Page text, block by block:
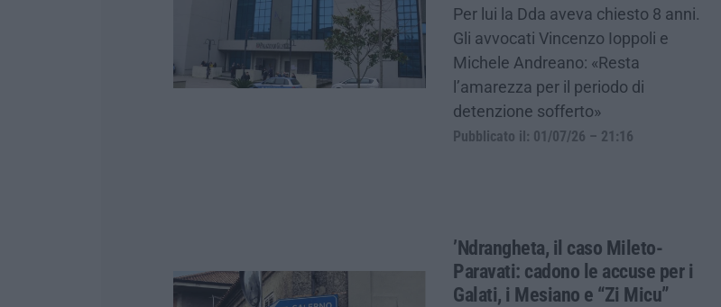
Per lui la Dda aveva chiesto 8 anni.
Gli avvocati Vincenzo Ioppoli e
Michele Andreano: «Resta
l’amarezza per il periodo di
detenzione sofferto»
Pubblicato il: 01/07/26 – 21:16
’Ndrangheta, il caso Mileto-
Paravati: cadono le accuse per i
Galati, i Mesiano e “Zi Micu”